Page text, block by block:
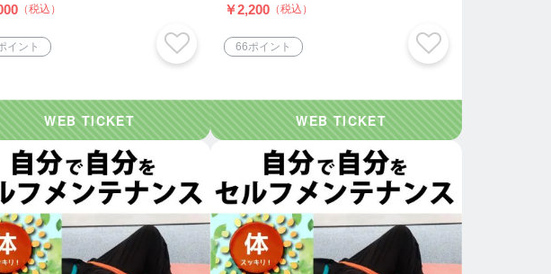
（税込）
イント
￥2,200 （税込）
66ポイント